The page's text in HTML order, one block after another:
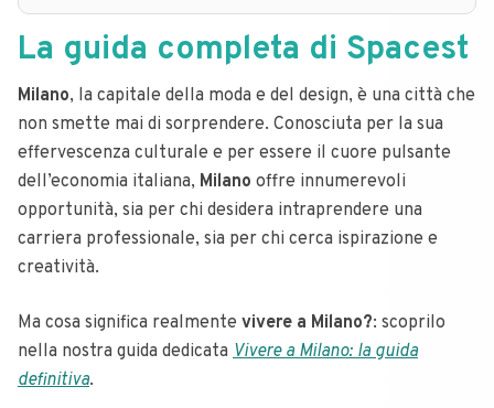
La guida completa di Spacest
Milano, la capitale della moda e del design, è una città che
non smette mai di sorprendere. Conosciuta per la sua
effervescenza culturale e per essere il cuore pulsante
dell’economia italiana, Milano offre innumerevoli
opportunità, sia per chi desidera intraprendere una
carriera professionale, sia per chi cerca ispirazione e
creatività.
Ma cosa significa realmente vivere a Milano?: scoprilo
nella nostra guida dedicata Vivere a Milano: la guida
definitiva.